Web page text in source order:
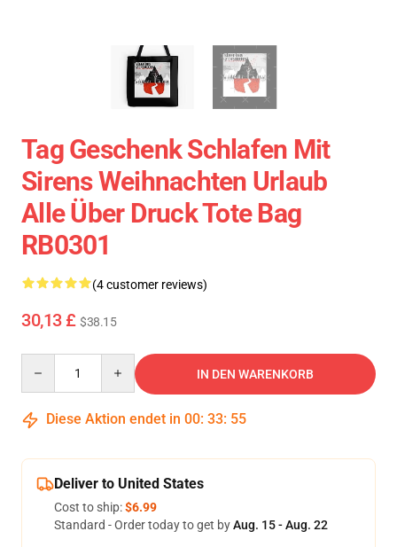
Tag Geschenk Schlafen Mit
Sirens Weihnachten Urlaub
Alle Über Druck Tote Bag
RB0301
(4 customer reviews)
30,13 £ $38.15
IN DEN WARENKORB
Diese Aktion endet in 00: 33: 54
Deliver to United States
Cost to ship:$6.99
Standard - Order today to get byAug. 15 - Aug. 22